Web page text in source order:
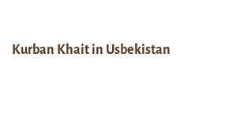
Kurban Khait in Usbekistan